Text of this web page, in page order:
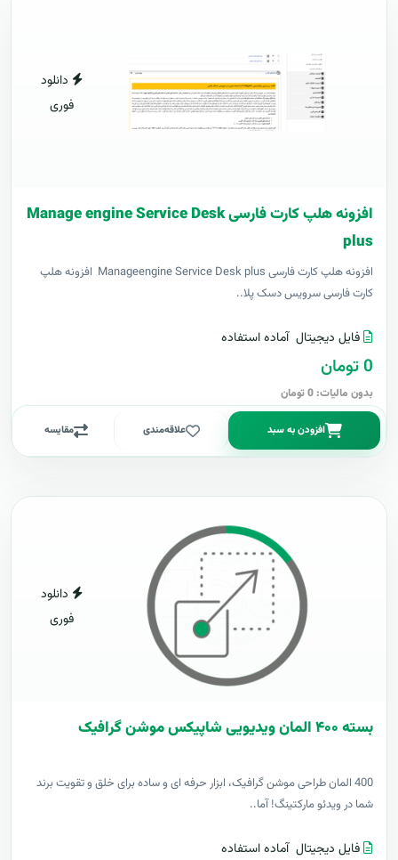
دانلود
فوری
افزونه هلپ کارت فارسی Manage engine Service Desk
plus
افزونه هلپ کارت فارسی Manageengine Service Desk plus افزونه هلپ
کارت فارسی سرویس دسک پلا..
فایل دیجیتال آماده استفاده
0 تومان
بدون مالیات: 0 تومان
افزودن به سبد علاقه‌مندی مقایسه
دانلود
فوری
بسته ۴۰۰ المان ویدیویی شاپیکس موشن گرافیک
400 المان طراحی موشن گرافیک، ابزار حرفه ای و ساده برای خلق و تقویت برند
شما در ویدئو مارکتینگ! آما..
فایل دیجیتال آماده استفاده